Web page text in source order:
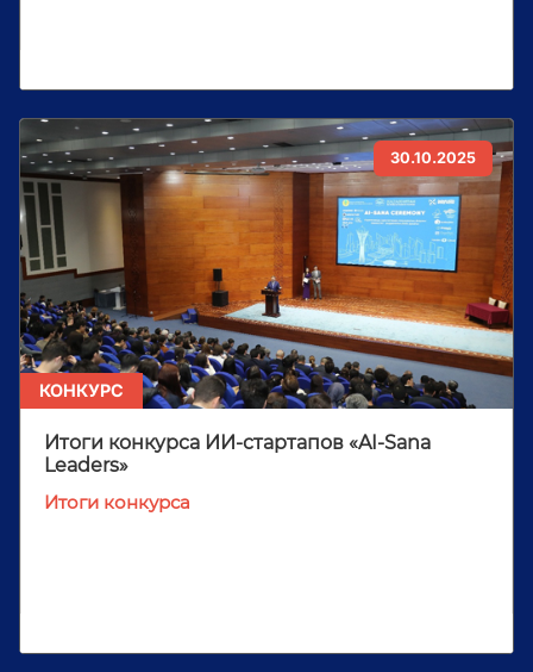
30.10.2025
КОНКУРС
Итоги конкурса ИИ-стартапов «AI-Sana
Leaders»
Итоги конкурса